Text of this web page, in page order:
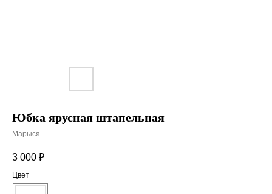
Юбка ярусная штапельная
Марыся
3 000 ₽
Цвет